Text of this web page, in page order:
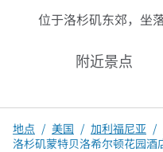
位于洛杉矶东郊，坐
附近景点
地点 / 美国 / 加利福尼亚 /
洛杉矶蒙特贝洛希尔顿花园酒